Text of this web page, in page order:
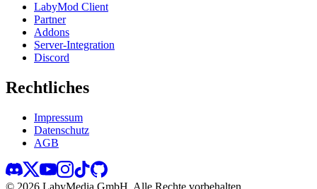
LabyMod Client
Partner
Addons
Server-Integration
Discord
Rechtliches
Impressum
Datenschutz
AGB
© 2026 LabyMedia GmbH. Alle Rechte vorbehalten.